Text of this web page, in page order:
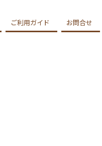
ご利用ガイド お問合せ